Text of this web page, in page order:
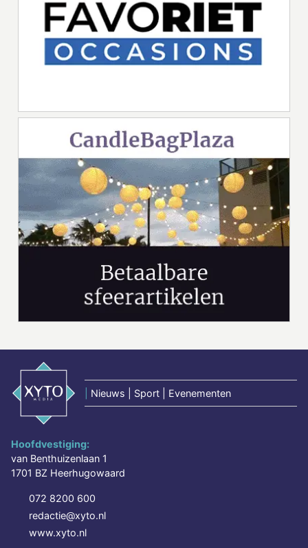
Nieuws | Sport | Evenementen
Hoofdvestiging:
van Benthuizenlaan 1
1701 BZ Heerhugowaard
072 8200 600
redactie@xyto.nl
www.xyto.nl